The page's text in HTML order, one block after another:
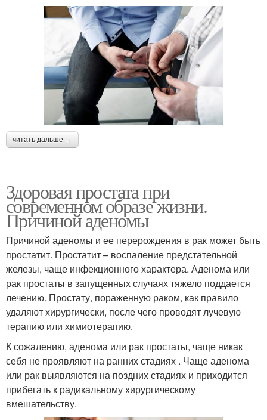
читать дальше →
Здоровая простата при
современном образе жизни.
Причиной аденомы
Причиной аденомы и ее перерождения в рак может быть
простатит. Простатит – воспаление предстательной
железы, чаще инфекционного характера. Аденома или
рак простаты в запущенных случаях тяжело поддается
лечению. Простату, пораженную раком, как правило
удаляют хирургически, после чего проводят лучевую
терапию или химиотерапию.
К сожалению, аденома или рак простаты, чаще никак
себя не проявляют на ранних стадиях . Чаще аденома
или рак выявляются на поздних стадиях и приходится
прибегать к радикальному хирургическому
вмешательству.